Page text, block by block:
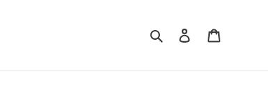
Search Log in